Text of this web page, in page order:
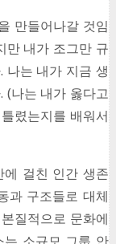
만들어나갈 것임
만 내가 조그만 규
나는 내가 지금 생
(나는 내가 옳다고
렸는지를 배워서
걸친 인간 생존
과 구조들로 대체
질적으로 문화에
는 소규모 그룹 안